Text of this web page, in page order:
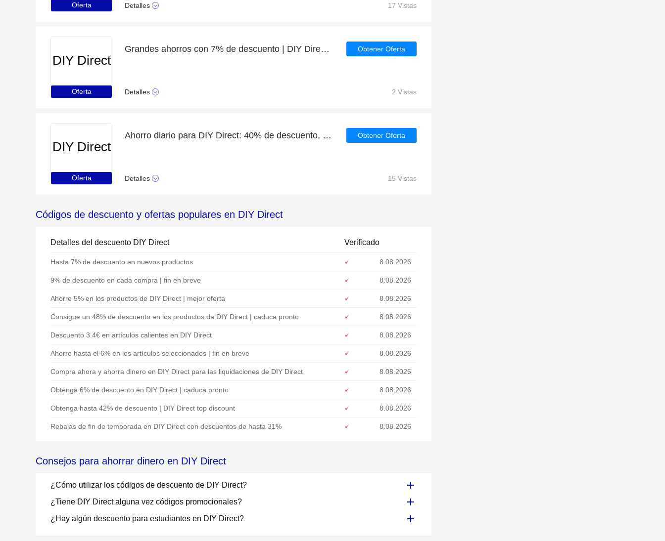
Oferta Detalles 17 Vistas
DIY Direct
Oferta
Grandes ahorros con 7% de descuento | DIY Direct últimas ofertas
Detalles
Obtener Oferta
2 Vistas
DIY Direct
Oferta
Ahorro diario para DIY Direct: 40% de descuento, regalos y más
Detalles
Obtener Oferta
15 Vistas
Códigos de descuento y ofertas populares en DIY Direct
Detalles del descuento DIY Direct Verificado
Hasta 7% de descuento en nuevos productos 8.08.2026
9% de descuento en cada compra | fin en breve 8.08.2026
Ahorre 5% en los productos de DIY Direct | mejor oferta 8.08.2026
Consigue un 48% de descuento en los productos de DIY Direct | caduca pronto 8.08.2026
Descuento 3.4€ en artículos calientes en DIY Direct 8.08.2026
Ahorre hasta el 6% en los artículos seleccionados | fin en breve 8.08.2026
Compra ahora y ahorra dinero en DIY Direct para las liquidaciones de DIY Direct 8.08.2026
Obtenga 6% de descuento en DIY Direct | caduca pronto 8.08.2026
Obtenga hasta 42% de descuento | DIY Direct top discount 8.08.2026
Rebajas de fin de temporada en DIY Direct con descuentos de hasta 31% 8.08.2026
Consejos para ahorrar dinero en DIY Direct
¿Cómo utilizar los códigos de descuento de DIY Direct?
¿Tiene DIY Direct alguna vez códigos promocionales?
¿Hay algún descuento para estudiantes en DIY Direct?